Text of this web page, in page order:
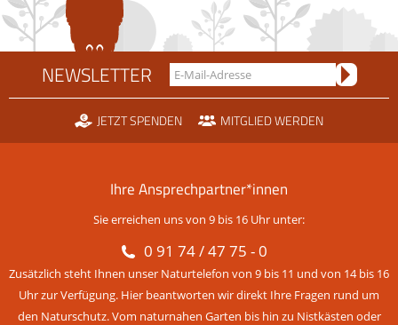
NEWSLETTER
JETZT SPENDEN MITGLIED WERDEN
Ihre Ansprechpartner*innen
Sie erreichen uns von 9 bis 16 Uhr unter:
0 91 74 / 47 75 - 0
Zusätzlich steht Ihnen unser Naturtelefon von 9 bis 11 und von 14 bis 16
Uhr zur Verfügung. Hier beantworten wir direkt Ihre Fragen rund um
den Naturschutz. Vom naturnahen Garten bis hin zu Nistkästen oder